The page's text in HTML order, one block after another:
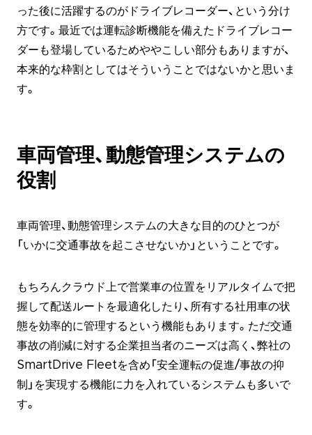
った後に活躍するのがドライブレコーダー、という分け
方です。最近では運転診断機能を備えたドライブレコー
ダーも登場しているためややこしい部分もありますが、
本来的な枠割としてはそういうことではないかと思いま
す。
車両管理、動態管理システムの
役割
車両管理、動態管理システムの大きな目的のひとつが
「いかに交通事故を起こさせないか」ということです。
もちろんクラウド上で営業車の位置をリアルタイムで把
握して配送ルートを最適化したり、所有する社用車の状
態を効率的に管理するという機能もあります。ただ交通
事故の削減に対する企業担当者のニーズは高く、弊社の
SmartDrive Fleetを含め「安全運転の促進/事故の抑
制」を実現する機能に力を入れているシステムも多いで
す。